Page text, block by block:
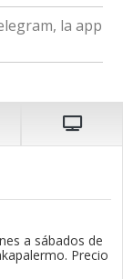
la app
a sábados de
Precio